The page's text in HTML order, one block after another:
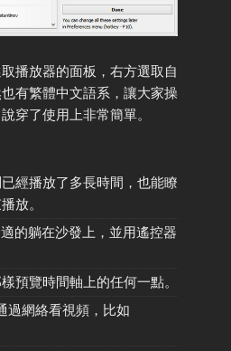
播放器的面板，右方選取自
有繁體中文語系，讓大家操
穿了使用上非常簡單。
經播放了多長時間，也能瞭
放。
的躺在沙發上，並用遙控器
預覽時間軸上的任何一點。
過網絡看視頻，比如